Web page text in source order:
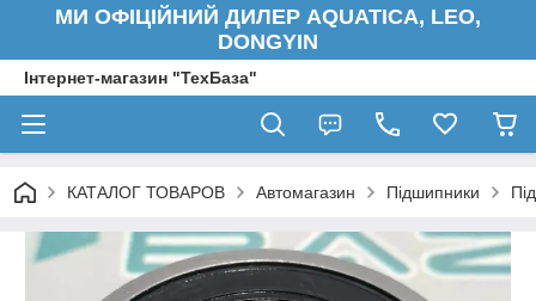
МИ ОФІЦІЙНИЙ ДИЛЕР AQUATICA, LEO,
DONGYIN
Інтернет-магазин "ТехБаза"
КАТАЛОГ ТОВАРОВ Автомагазин Підшипники